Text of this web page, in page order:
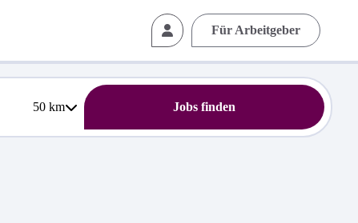
Für Arbeitgeber
50km Jobs finden